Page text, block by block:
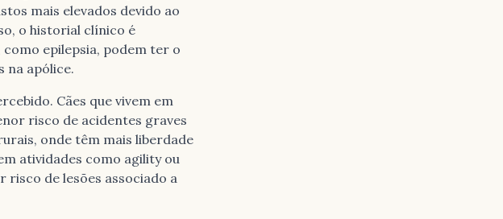
mais elevados devido ao
o historial clínico é
epilepsia, podem ter o
na apólice.
Cães que vivem em
risco de acidentes graves
onde têm mais liberdade
atividades como agility ou
de lesões associado a